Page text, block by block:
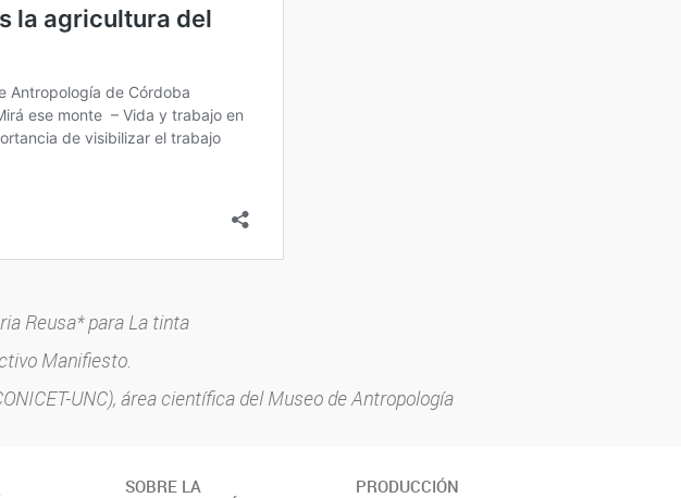
Reusa* para La tinta
Manifiesto.
UNC), área científica del Museo de Antropología
SOBRE LA
PRODUCCIÓN